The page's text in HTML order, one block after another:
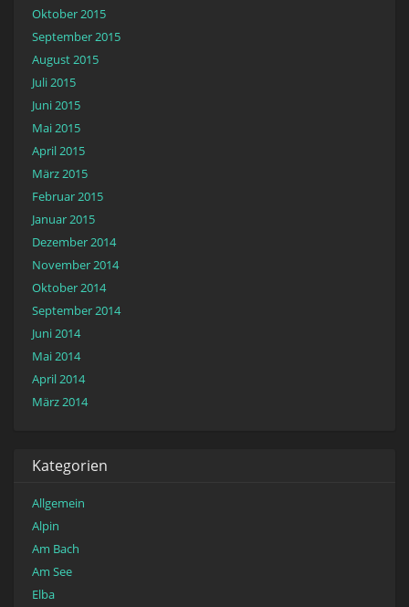
Oktober 2015
September 2015
August 2015
Juli 2015
Juni 2015
Mai 2015
April 2015
März 2015
Februar 2015
Januar 2015
Dezember 2014
November 2014
Oktober 2014
September 2014
Juni 2014
Mai 2014
April 2014
März 2014
Kategorien
Allgemein
Alpin
Am Bach
Am See
Elba